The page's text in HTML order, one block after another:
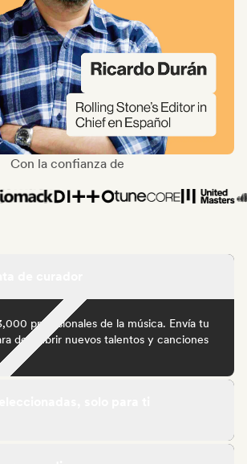
Con la confianza de
profesionales de la música. Envía tu
descubrir nuevos talentos y canciones